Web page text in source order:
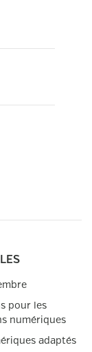
pour les
numériques
adaptés